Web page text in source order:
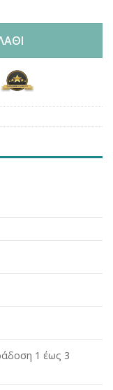
1 έως 3